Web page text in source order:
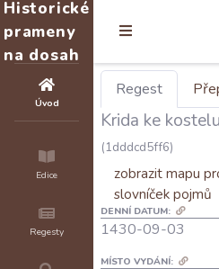
Historické
prameny
na dosah
Úvod
Edice
Regesty
Regest
Krida ke
(1dddcd5ff6)
zobrazit mapu
slovníček pojmů
DENNÍ DATUM:
1430-09-03
MÍSTO VYDÁNÍ: